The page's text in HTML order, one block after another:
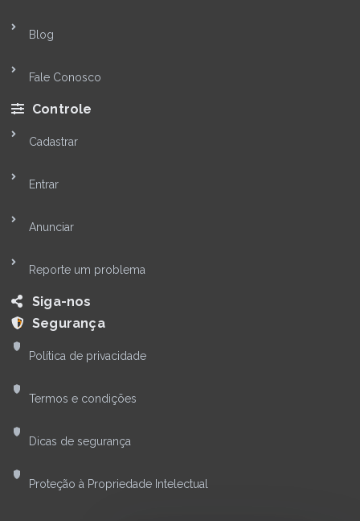
Blog
Fale Conosco
Controle
Cadastrar
Entrar
Anunciar
Reporte um problema
Siga-nos
Segurança
Política de privacidade
Termos e condições
Dicas de segurança
Proteção à Propriedade IntelectualOlá! Quer falar com nossa